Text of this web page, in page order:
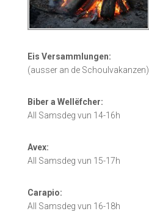
Eis Versammlungen:
(ausser an de Schoulvakanzen)
Biber a Wellëfcher:
All Samsdeg vun 14-16h
Avex:
All Samsdeg vun 15-17h
Carapio:
All Samsdeg vun 16-18h